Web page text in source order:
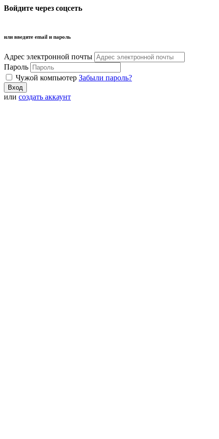
Войдите через соцсеть
или введите email и пароль
Адрес электронной почты
Пароль
Чужой компьютер Забыли пароль?
или создать аккаунт